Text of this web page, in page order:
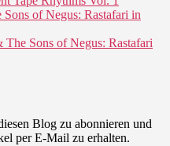
of Negus: Rastafari in
The Sons of Negus: Rastafari
Blog zu abonnieren und
per E-Mail zu erhalten.